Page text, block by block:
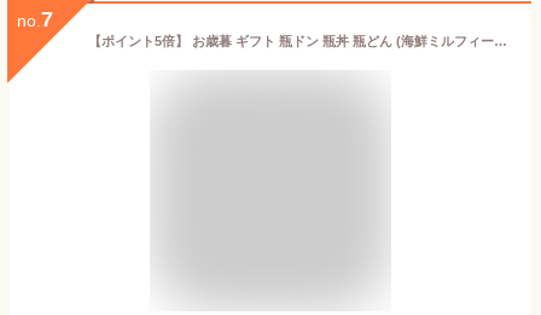
no. 7
【ポイント5倍】 お歳暮 ギフト 瓶ドン 瓶丼 瓶どん (海鮮ミルフィーユ 紅葉漬 焼ウニミルフィーユ) 3本セット 海鮮丼 瓶 冷凍 びんどん 宮古 海鮮ギフトセット 冷凍海鮮 海鮮丼の具 海鮮丼セット お取り寄せグルメ 海鮮 贈り物 お祝い お取り寄せ 誕生日 プレゼント